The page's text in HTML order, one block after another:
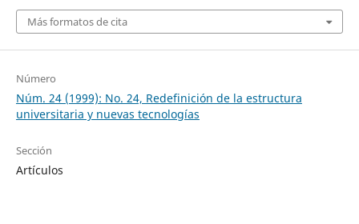
Más formatos de cita
Número
Núm. 24 (1999): No. 24, Redefinición de la estructura
universitaria y nuevas tecnologías
Sección
Artículos